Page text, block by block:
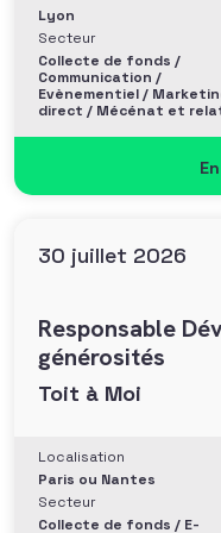
Lyon
Secteur
Collecte de fonds /
Communication /
Evènementiel /
direct / Mécénat et
30 juillet 2026
Responsable
générosités
Toit à Moi
Localisation
Paris ou Nantes
Secteur
Collecte de fonds / E-